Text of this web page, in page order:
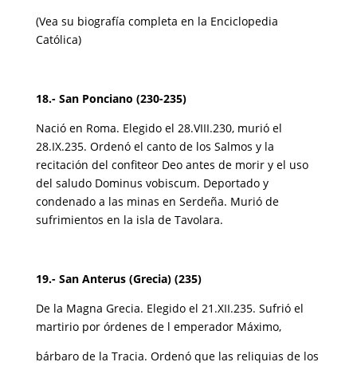
(Vea su biografía completa en la Enciclopedia
Católica)
18.- San Ponciano (230-235)
Nació en Roma. Elegido el 28.VIII.230, murió el
28.IX.235. Ordenó el canto de los Salmos y la
recitación del confiteor Deo antes de morir y el uso
del saludo Dominus vobiscum. Deportado y
condenado a las minas en Serdeña. Murió de
sufrimientos en la isla de Tavolara.
19.- San Anterus (Grecia) (235)
De la Magna Grecia. Elegido el 21.XII.235. Sufrió el
martirio por órdenes de l emperador Máximo,
bárbaro de la Tracia. Ordenó que las reliquias de los